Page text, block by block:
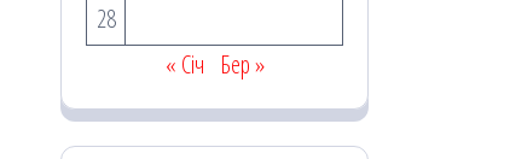
28
« Січ Бер »